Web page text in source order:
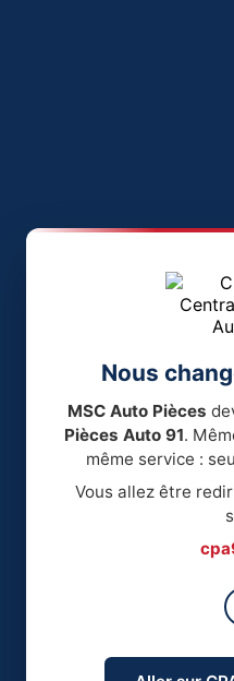
Nous
MSC Auto Pièces
Pièces Auto 91.
même service :
Vous allez être